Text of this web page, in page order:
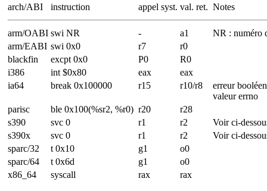
arch/ABI instruction appel syst. val. ret. Notes
arm/OABI swi NR - a1
NR : numéro
arm/EABI swi 0x0 r7
r0
blackfin
excpt 0x0 P0
R0
i386
int $0x80 eax
eax
ia64
break 0x100000 r15 r10/r8
erreur
valeur errno
parisc
ble 0x100(%sr2, %r0) r20
r28
s390
svc 0 r1 r2
Voir ci-
s390x
svc 0 r1 r2
Voir ci-
sparc/32
t 0x10 g1
o0
sparc/64
t 0x6d g1
o0
x86_64
syscall rax rax